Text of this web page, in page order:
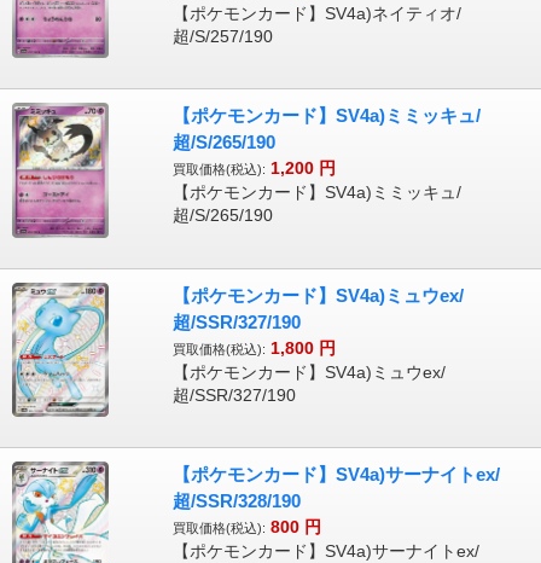
【ポケモンカード】SV4a)ネイティオ/
超/S/257/190
【ポケモンカード】SV4a)ミミッキュ/
超/S/265/190
買取価格(税込): 1,200 円
【ポケモンカード】SV4a)ミミッキュ/
超/S/265/190
【ポケモンカード】SV4a)ミュウex/
超/SSR/327/190
買取価格(税込): 1,800 円
【ポケモンカード】SV4a)ミュウex/
超/SSR/327/190
【ポケモンカード】SV4a)サーナイトex/
超/SSR/328/190
買取価格(税込): 800 円
【ポケモンカード】SV4a)サーナイトex/